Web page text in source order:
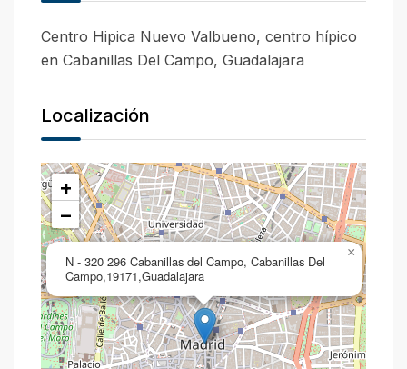
Centro Hipica Nuevo Valbueno, centro hípico
en Cabanillas Del Campo, Guadalajara
Localización
N - 320 296 Cabanillas del Campo, Cabanillas Del
Campo,19171,Guadalajara
×
+
−